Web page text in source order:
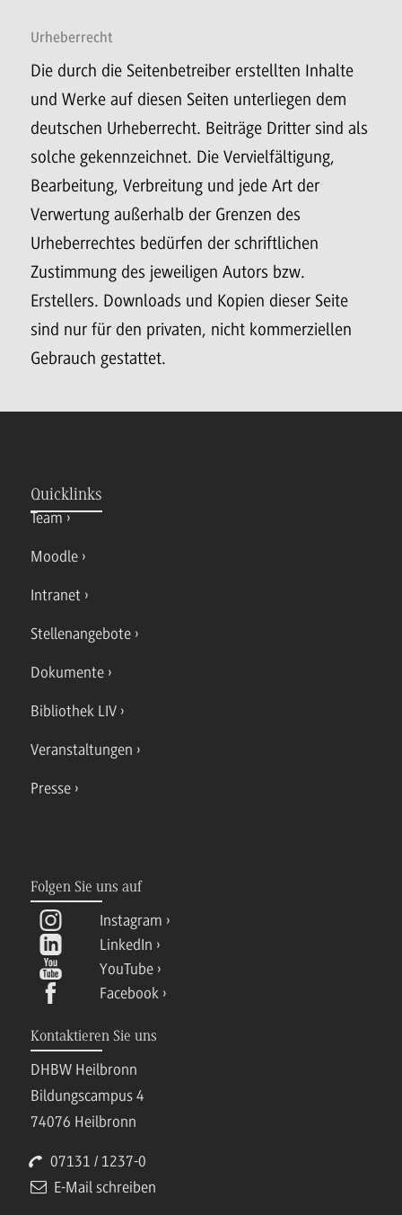
Urheberrecht
Die durch die Seitenbetreiber erstellten Inhalte
und Werke auf diesen Seiten unterliegen dem
deutschen Urheberrecht. Beiträge Dritter sind als
solche gekennzeichnet. Die Vervielfältigung,
Bearbeitung, Verbreitung und jede Art der
Verwertung außerhalb der Grenzen des
Urheberrechtes bedürfen der schriftlichen
Zustimmung des jeweiligen Autors bzw.
Erstellers. Downloads und Kopien dieser Seite
sind nur für den privaten, nicht kommerziellen
Gebrauch gestattet.
Quicklinks
Team
Moodle
Intranet
Stellenangebote
Dokumente
Bibliothek LIV
Veranstaltungen
Presse
Folgen Sie uns auf
Instagram
LinkedIn
YouTube
Facebook
Kontaktieren Sie uns
DHBW Heilbronn
Bildungscampus 4
74076 Heilbronn
07131 / 1237-0
E-Mail schreiben